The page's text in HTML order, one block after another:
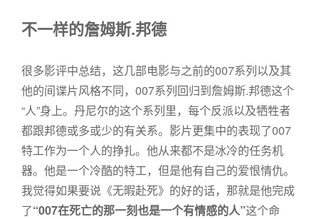
不一样的詹姆斯.邦德
很多影评中总结，这几部电影与之前的007系列以及其
他的间谍片风格不同，007系列回归到詹姆斯.邦德这个
“人”身上。丹尼尔的这个系列里，每个反派以及牺牲者
都跟邦德或多或少的有关系。影片更集中的表现了007
特工作为一个人的挣扎。他从来都不是冰冷的任务机
器。他是一个冷酷的特工，但是他有自己的爱恨情仇。
我觉得如果要说《无暇赴死》的好的话，那就是他完成
了“007在死亡的那一刻也是一个有情感的人”这个命